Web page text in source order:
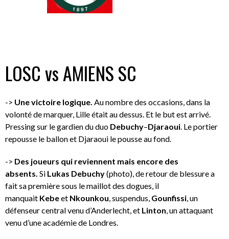
LOSC vs AMIENS SC
-> Une victoire logique. Au nombre des occasions, dans la
volonté de marquer, Lille était au dessus. Et le but est arrivé.
Pressing sur le gardien du duo Debuchy–Djaraoui . Le portier
repousse le ballon et Djaraoui le pousse au fond.
-> Des joueurs qui reviennent mais encore des
absents. Si Lukas Debuchy(photo), de retour de blessure a
fait sa première sous le maillot des dogues, il
manquait Kebeet Nkounkou , suspendus, Gounfissi , un
défenseur central venu d’Anderlecht, et Linton , un attaquant
venu d’une académie de Londres.